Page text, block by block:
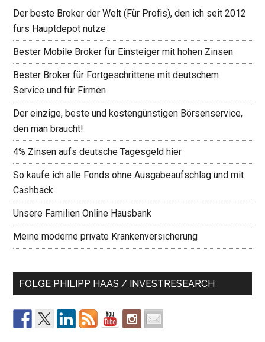
Der beste Broker der Welt (Für Profis), den ich seit 2012
fürs Hauptdepot nutze
Bester Mobile Broker für Einsteiger mit hohen Zinsen
Bester Broker für Fortgeschrittene mit deutschem
Service und für Firmen
Der einzige, beste und kostengünstigen Börsenservice,
den man braucht!
4% Zinsen aufs deutsche Tagesgeld hier
So kaufe ich alle Fonds ohne Ausgabeaufschlag und mit
Cashback
Unsere Familien Online Hausbank
Meine moderne private Krankenversicherung
FOLGE PHILIPP HAAS / INVESTRESEARCH